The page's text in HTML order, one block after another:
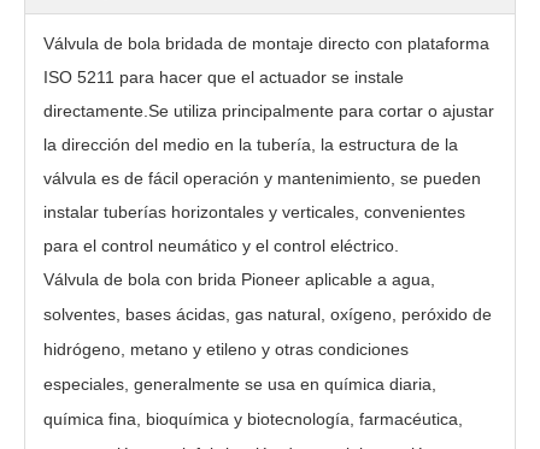
Válvula de bola con brida Q41F-16P
Válvula de bola bridada de montaje directo con plataforma
ISO 5211 para hacer que el actuador se instale
directamente.Se utiliza principalmente para cortar o ajustar
la dirección del medio en la tubería, la estructura de la
válvula es de fácil operación y mantenimiento, se pueden
instalar tuberías horizontales y verticales, convenientes
para el control neumático y el control eléctrico.
Válvula de bola con brida Pioneer aplicable a agua,
solventes, bases ácidas, gas natural, oxígeno, peróxido de
hidrógeno, metano y etileno y otras condiciones
especiales, generalmente se usa en química diaria,
química fina, bioquímica y biotecnología, farmacéutica,